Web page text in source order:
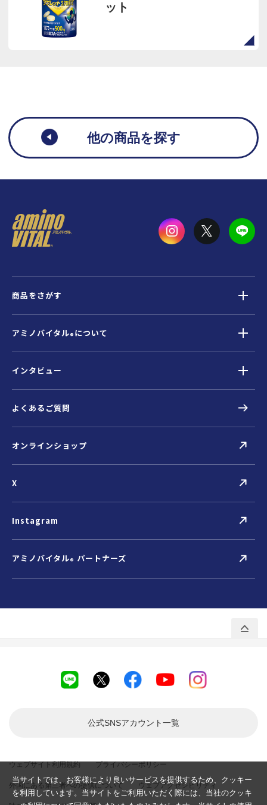
ット
他の商品を探す
商品をさがす
アミノバイタル® について
インタビュー
よくあるご質問
オンラインショップ
X
Instagram
アミノバイタル® パートナーズ
ウェブサイト利用規約 プライバシーポリシー
外国にある第三者への提供について ウェブアクセシビリティ
公式SNSアカウント一覧
当サイトでは、お客様により良いサービスを提供するため、クッキー
を利用しています。当サイトをご利用いただく際には、当社のクッキ